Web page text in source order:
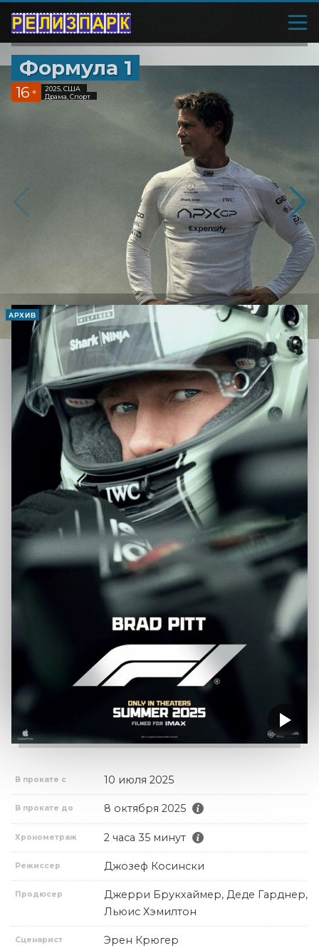
Формула 1
16 +
2025, США
Драма, Спорт
АРХИВ
В прокате с 10 июля 2025
В прокате до 8 октября 2025
Хронометраж 2 часа 35 минут
Режиссер Джозеф Косински
Продюсер
Джерри Брукхаймер, Деде Гарднер,
Льюис Хэмилтон
Сценарист Эрен Крюгер